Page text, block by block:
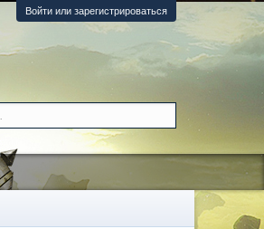
Войти или зарегистрироваться